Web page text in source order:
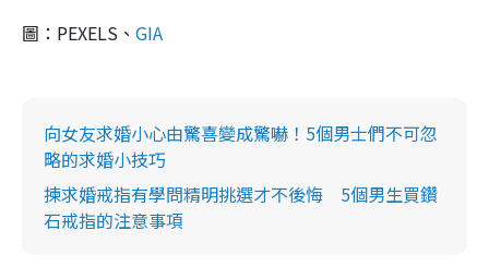
圖：PEXELS、 GIA
向女友求婚小心由驚喜變成驚嚇！5個男士們不可忽
略的求婚小技巧
揀求婚戒指有學問精明挑選才不後悔 5個男生買鑽
石戒指的注意事項